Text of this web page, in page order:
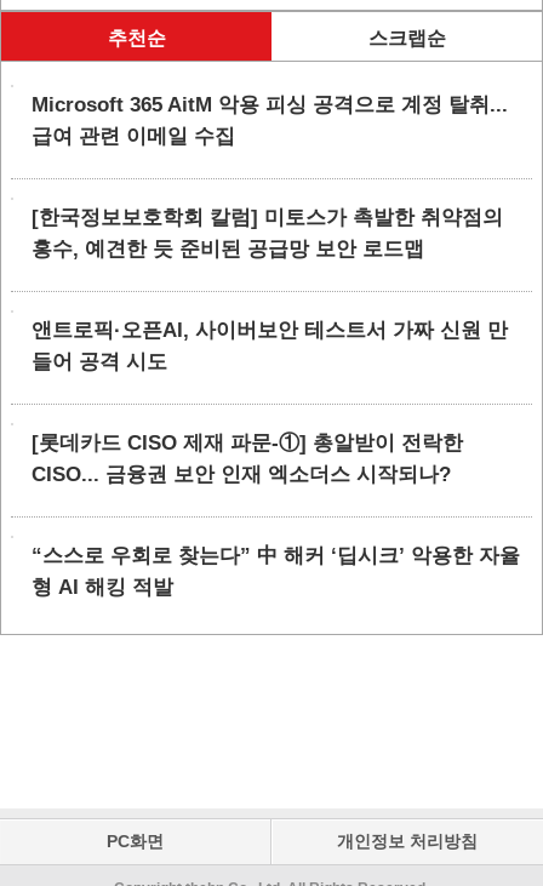
추천순 스크랩순
Microsoft 365 AitM 악용 피싱 공격으로 계정 탈취...
급여 관련 이메일 수집
[한국정보보호학회 칼럼] 미토스가 촉발한 취약점의
홍수, 예견한 듯 준비된 공급망 보안 로드맵
앤트로픽·오픈AI, 사이버보안 테스트서 가짜 신원 만
들어 공격 시도
[롯데카드 CISO 제재 파문-①] 총알받이 전락한
CISO... 금융권 보안 인재 엑소더스 시작되나?
“스스로 우회로 찾는다” 中 해커 ‘딥시크’ 악용한 자율
형 AI 해킹 적발
PC화면 개인정보 처리방침